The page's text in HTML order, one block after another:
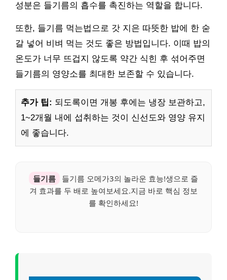
성분은 들기름의 흡수를 촉진하는 역할을 합니다.
또한, 들기름 먹는법으로 갓 지은 따뜻한 밥에 한 숟
갈 넣어 비벼 먹는 것도 좋은 방법입니다. 이때 밥의
온도가 너무 뜨겁지 않도록 약간 식힌 후 섞어주면
들기름의 영양소를 최대한 보존할 수 있습니다.
추가 팁: 되도록이면 개봉 후에는 냉장 보관하고,
1~2개월 내에 섭취하는 것이 신선도와 영양 유지
에 좋습니다.
들기름
들기름 오메가3의 놀라운 효능!생으로 즐
겨 효과를 두 배로 높여보세요.지금 바로 핵심 정보
를 확인하세요!